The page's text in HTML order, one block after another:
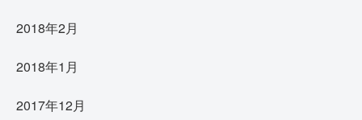
2018年2月
2018年1月
2017年12月